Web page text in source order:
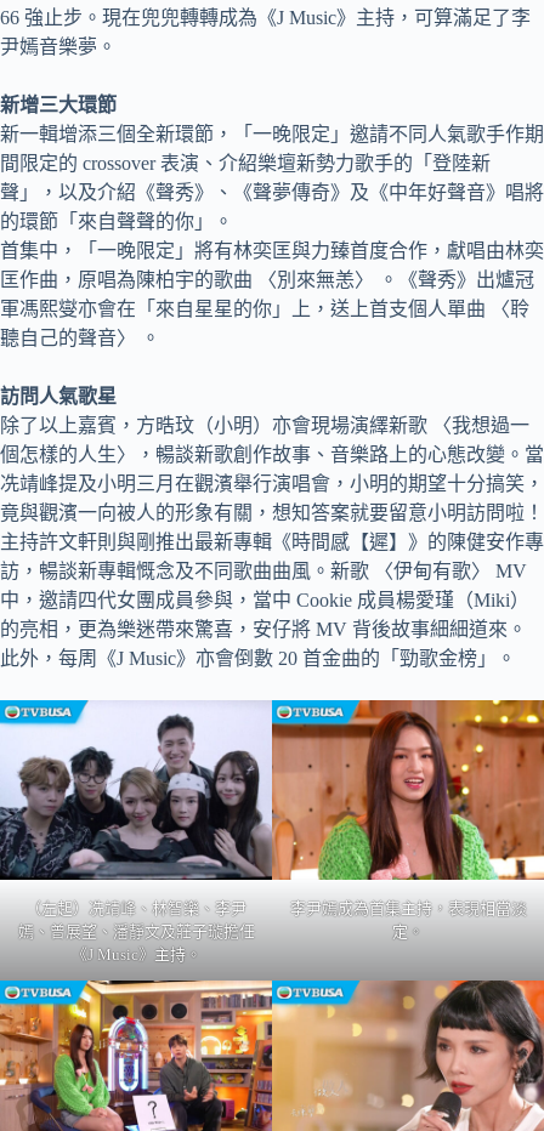
66 強止步。現在兜兜轉轉成為《J Music》主持，可算滿足了李
尹嫣音樂夢。
新增三大環節
新一輯增添三個全新環節，「一晚限定」邀請不同人氣歌手作期
間限定的 crossover 表演、介紹樂壇新勢力歌手的「登陸新
聲」，以及介紹《聲秀》、《聲夢傳奇》及《中年好聲音》唱將
的環節「來自聲聲的你」。
首集中，「一晚限定」將有林奕匡與力臻首度合作，獻唱由林奕
匡作曲，原唱為陳柏宇的歌曲 〈別來無恙〉 。《聲秀》出爐冠
軍馮熙燮亦會在「來自星星的你」上，送上首支個人單曲 〈聆
聽自己的聲音〉 。
訪問人氣歌星
除了以上嘉賓，方晧玟（小明）亦會現場演繹新歌 〈我想過一
個怎樣的人生〉，暢談新歌創作故事、音樂路上的心態改變。當
冼靖峰提及小明三月在觀濱舉行演唱會，小明的期望十分搞笑，
竟與觀濱一向被人的形象有關，想知答案就要留意小明訪問啦！
主持許文軒則與剛推出最新專輯《時間感【遲】》的陳健安作專
訪，暢談新專輯慨念及不同歌曲曲風。新歌 〈伊甸有歌〉 MV
中，邀請四代女團成員參與，當中 Cookie 成員楊愛瑾（Miki）
的亮相，更為樂迷帶來驚喜，安仔將 MV 背後故事細細道來。
此外，每周《J Music》亦會倒數 20 首金曲的「勁歌金榜」。
（左起）冼靖峰、林智樂、李尹
嫣、曾展望、潘靜文及莊子璇擔任
《J Music》主持。
李尹嫣成為首集主持，表現相當淡
定。